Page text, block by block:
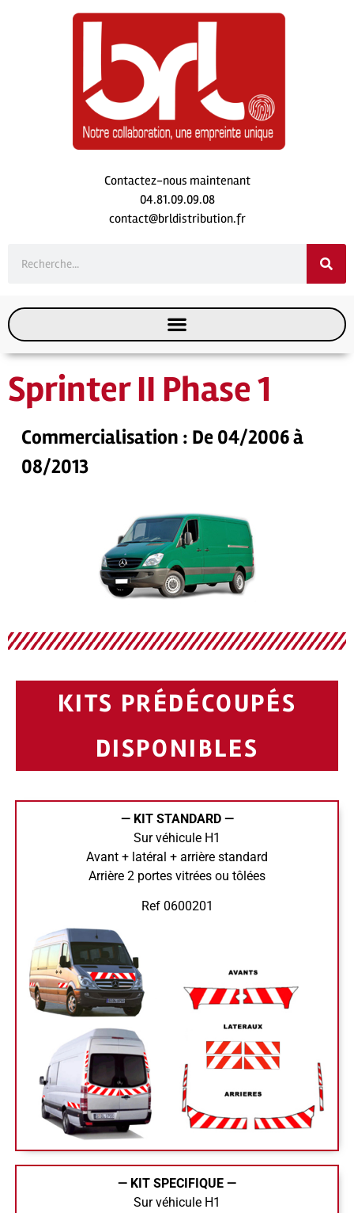
Contactez-nous maintenant
04.81.09.09.08
contact@brldistribution.fr
Sprinter II Phase 1
Commercialisation : De 04/2006 à
08/2013
KITS PRÉDÉCOUPÉS
DISPONIBLES
— KIT STANDARD —
Sur véhicule H1
Avant + latéral + arrière standard
Arrière 2 portes vitrées ou tôlées
Ref 0600201
— KIT SPECIFIQUE —
Sur véhicule H1